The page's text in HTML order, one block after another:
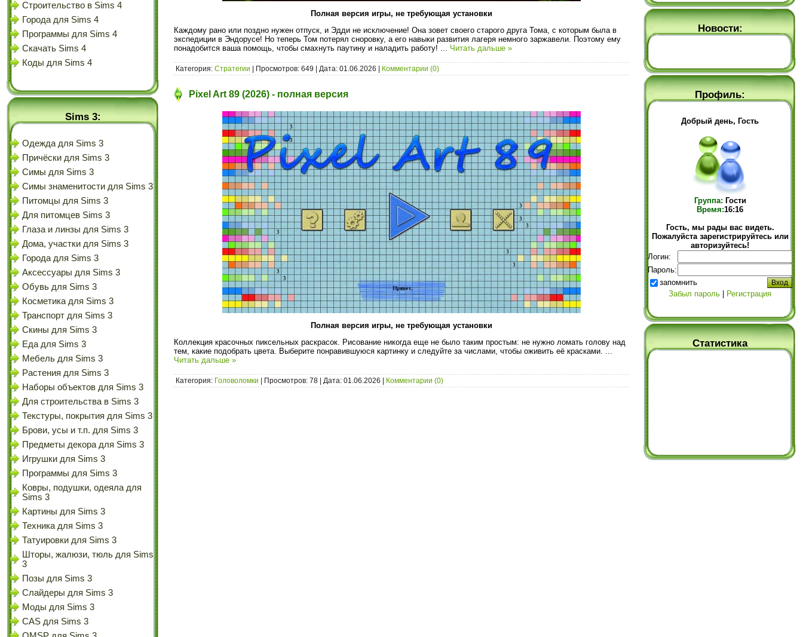
Строительство в Sims 4
Города для Sims 4
Программы для Sims 4
Скачать Sims 4
Коды для Sims 4
Sims 3:
Одежда для Sims 3
Причёски для Sims 3
Симы для Sims 3
Симы знаменитости для Sims 3
Питомцы для Sims 3
Для питомцев Sims 3
Глаза и линзы для Sims 3
Дома, участки для Sims 3
Города для Sims 3
Аксессуары для Sims 3
Обувь для Sims 3
Косметика для Sims 3
Транспорт для Sims 3
Скины для Sims 3
Еда для Sims 3
Мебель для Sims 3
Растения для Sims 3
Наборы объектов для Sims 3
Для строительства в Sims 3
Текстуры, покрытия для Sims 3
Брови, усы и т.п. для Sims 3
Предметы декора для Sims 3
Игрушки для Sims 3
Программы для Sims 3
Ковры, подушки, одеяла для
Sims 3
Картины для Sims 3
Техника для Sims 3
Татуировки для Sims 3
Шторы, жалюзи, тюль для Sims
3
Позы для Sims 3
Слайдеры для Sims 3
Моды для Sims 3
CAS для Sims 3
Полная версия игры, не требующая установки
Каждому рано или поздно нужен отпуск, и Эдди не исключение! Она зовет своего старого друга Тома, с которым была в
экспедиции в Эндорусе! Но теперь Том потерял сноровку, а его навыки развития лагеря немного заржавели. Поэтому ему
понадобится ваша помощь, чтобы смахнуть паутину и наладить работу! ... Читать дальше »
Категория: Стратегии | Просмотров: 649 | Дата: 01.06.2026 | Комментарии (0)
Pixel Art 89 (2026) - полная версия
Полная версия игры, не требующая установки
Коллекция красочных пиксельных раскрасок. Рисование никогда еще не было таким простым: не нужно ломать голову над
тем, какие подобрать цвета. Выберите понравившуюся картинку и следуйте за числами, чтобы оживить её красками. ...
Читать дальше »
Категория: Головоломки | Просмотров: 78 | Дата: 01.06.2026 | Комментарии (0)
Новости:
Профиль:
Добрый день, Гость
Группа: Гости
Время:16:16
Гость, мы рады вас видеть.
Пожалуйста зарегистрируйтесь или
авторизуйтесь!
Логин:
Пароль:
запомнить
Забыл пароль
Регистрация
Статистика